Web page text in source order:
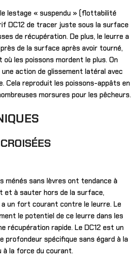
lestage « suspendu » (flottabilité
DC12 de tracer juste sous la surface
de récupération. De plus, le leurre a
de la surface après avoir tourné,
où les poissons mordent le plus. On
action de glissement latéral avec
Cela reproduit les poissons-appâts en
morsures pour les pêcheurs.
ménés sans lèvres ont tendance à
et à sauter hors de la surface,
a un fort courant contre le leurre. Le
le potentiel de ce leurre dans les
récupération rapide. Le DC12 est un
profondeur spécifique sans égard à la
à la force du courant.